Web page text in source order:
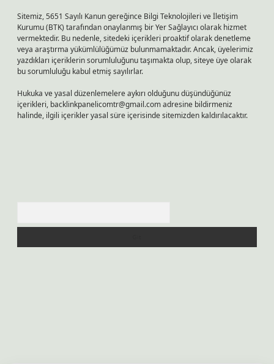
Sitemiz, 5651 Sayılı Kanun gereğince Bilgi Teknolojileri ve İletişim
Kurumu (BTK) tarafından onaylanmış bir Yer Sağlayıcı olarak hizmet
vermektedir. Bu nedenle, sitedeki içerikleri proaktif olarak denetleme
veya araştırma yükümlülüğümüz bulunmamaktadır. Ancak, üyelerimiz
yazdıkları içeriklerin sorumluluğunu taşımakta olup, siteye üye olarak
bu sorumluluğu kabul etmiş sayılırlar.
Hukuka ve yasal düzenlemelere aykırı olduğunu düşündüğünüz
içerikleri, backlinkpanelicomtr@gmail.comadresine bildirmeniz
halinde, ilgili içerikler yasal süre içerisinde sitemizden kaldırılacaktır.